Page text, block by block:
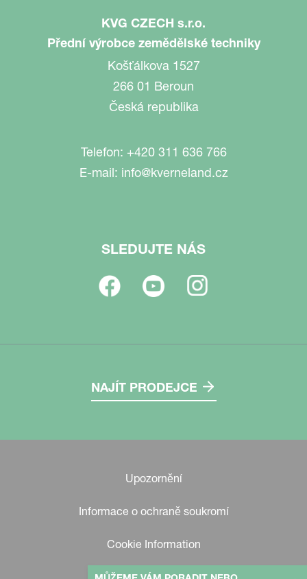
KVG CZECH s.r.o.
Přední výrobce zemědělské techniky
Košťálkova 1527
266 01 Beroun
Česká republika
Telefon: +420 311 636 766
E-mail: info@kverneland.cz
SLEDUJTE NÁS
NAJÍT PRODEJCE
Upozornění
Informace o ochraně soukromí
Cookie Information